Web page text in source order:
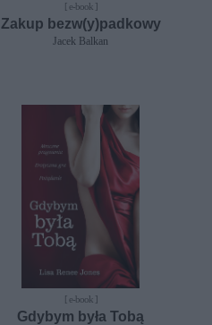
[ e-book ]
Zakup bezw(y)padkowy
Jacek Balkan
[ e-book ]
Gdybym była Tobą